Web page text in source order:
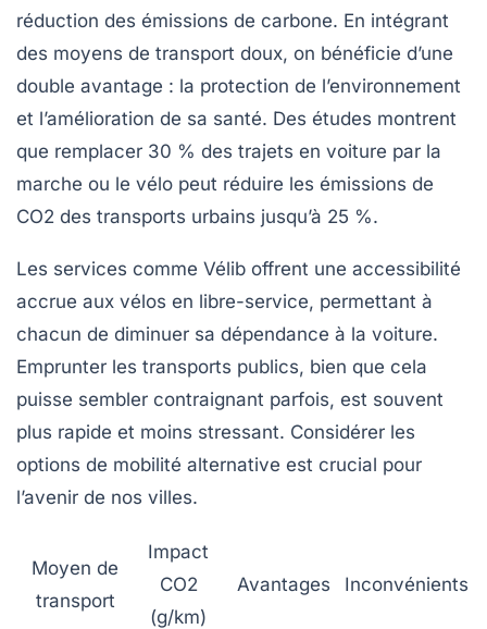
réduction des émissions de carbone. En intégrant
des moyens de transport doux, on bénéficie d’une
double avantage : la protection de l’environnement
et l’amélioration de sa santé. Des études montrent
que remplacer 30 % des trajets en voiture par la
marche ou le vélo peut réduire les émissions de
CO2 des transports urbains jusqu’à 25 %.
Les services comme Vélib offrent une accessibilité
accrue aux vélos en libre-service, permettant à
chacun de diminuer sa dépendance à la voiture.
Emprunter les transports publics, bien que cela
puisse sembler contraignant parfois, est souvent
plus rapide et moins stressant. Considérer les
options de mobilité alternative est crucial pour
l’avenir de nos villes.
Moyen de
transport
Impact
CO2
(g/km)
Avantages Inconvénients